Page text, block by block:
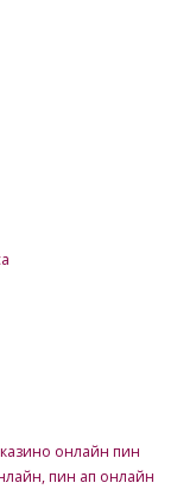
казино онлайн пин
,пин ап онлайн